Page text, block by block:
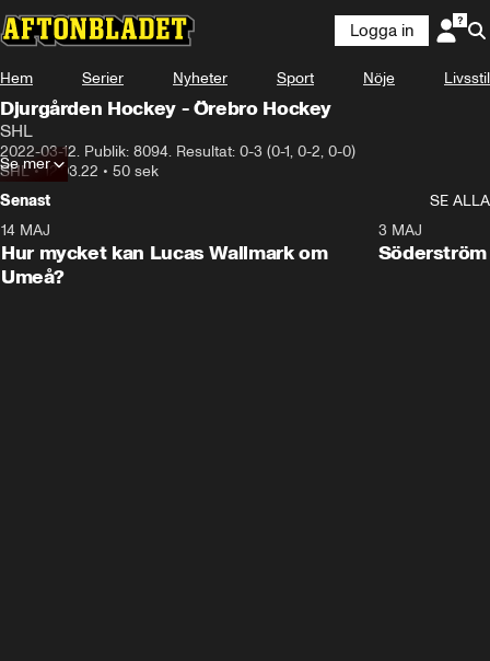
Logga in
Hem Serier Nyheter Sport Nöje Livsstil
Djurgården Hockey - Örebro Hockey
SHL
2022-03-12. Publik: 8094. Resultat: 0-3 (0-1, 0-2, 0-0)
SHL•12.03.22 • 50 sek
Se mer
Senast
SE ALLA
Plus
14 MAJ
Hur mycket kan Lucas Wallmark om
Umeå?
3 MAJ